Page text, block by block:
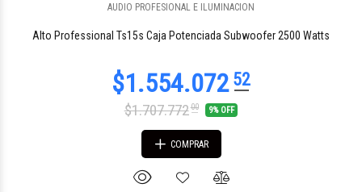
AUDIO PROFESIONAL E ILUMINACION
Alto Professional Ts15s Caja Potenciada Subwoofer 2500 Watts
$1.707.77200 9% OFF
COMPRAR
$1.271.07200